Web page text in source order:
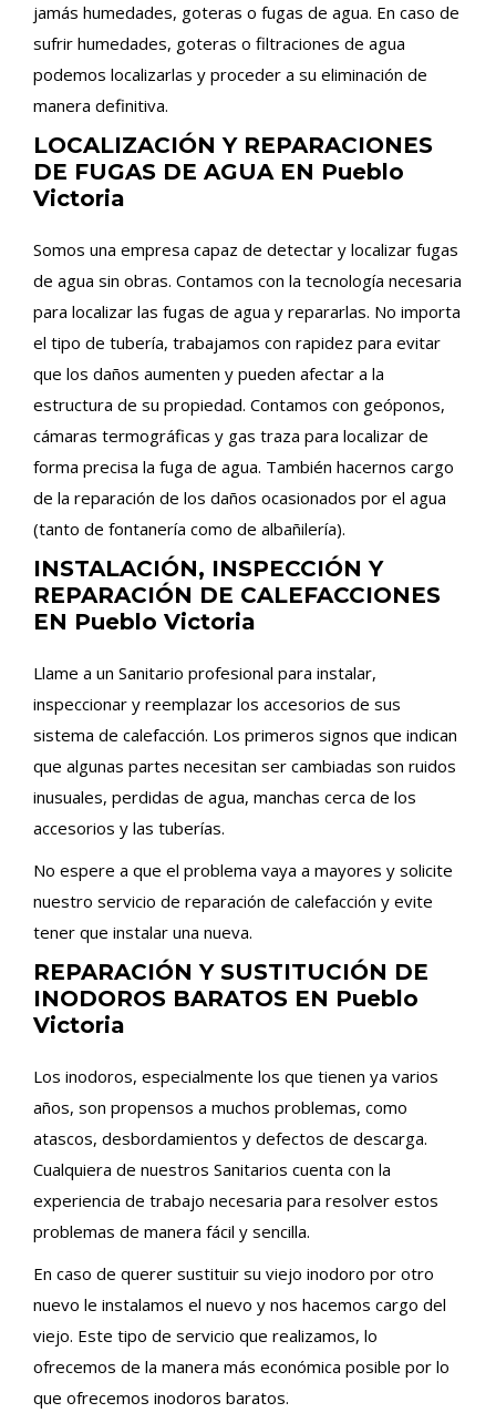
jamás humedades, goteras o fugas de agua. En caso de
sufrir humedades, goteras o filtraciones de agua
podemos localizarlas y proceder a su eliminación de
manera definitiva.
LOCALIZACIÓN Y REPARACIONES
DE FUGAS DE AGUA EN Pueblo
Victoria
Somos una empresa capaz de detectar y localizar fugas
de agua sin obras. Contamos con la tecnología necesaria
para localizar las fugas de agua y repararlas. No importa
el tipo de tubería, trabajamos con rapidez para evitar
que los daños aumenten y pueden afectar a la
estructura de su propiedad. Contamos con geóponos,
cámaras termográficas y gas traza para localizar de
forma precisa la fuga de agua. También hacernos cargo
de la reparación de los daños ocasionados por el agua
(tanto de fontanería como de albañilería).
INSTALACIÓN, INSPECCIÓN Y
REPARACIÓN DE CALEFACCIONES
EN Pueblo Victoria
Llame a un Sanitario profesional para instalar,
inspeccionar y reemplazar los accesorios de sus
sistema de calefacción. Los primeros signos que indican
que algunas partes necesitan ser cambiadas son ruidos
inusuales, perdidas de agua, manchas cerca de los
accesorios y las tuberías.
No espere a que el problema vaya a mayores y solicite
nuestro servicio de reparación de calefacción y evite
tener que instalar una nueva.
REPARACIÓN Y SUSTITUCIÓN DE
INODOROS BARATOS EN Pueblo
Victoria
Los inodoros, especialmente los que tienen ya varios
años, son propensos a muchos problemas, como
atascos, desbordamientos y defectos de descarga.
Cualquiera de nuestros Sanitarios cuenta con la
experiencia de trabajo necesaria para resolver estos
problemas de manera fácil y sencilla.
En caso de querer sustituir su viejo inodoro por otro
nuevo le instalamos el nuevo y nos hacemos cargo del
viejo. Este tipo de servicio que realizamos, lo
ofrecemos de la manera más económica posible por lo
que ofrecemos inodoros baratos.